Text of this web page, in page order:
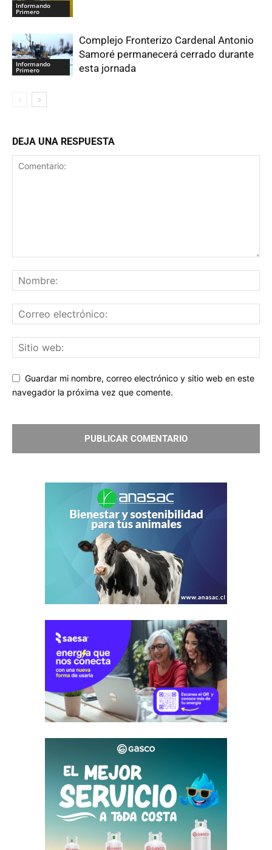
Informando
Primero
Informando
Primero
Complejo Fronterizo Cardenal Antonio
Samoré permanecerá cerrado durante
esta jornada
DEJA UNA RESPUESTA
Guardar mi nombre, correo electrónico y sitio web en este
navegador la próxima vez que comente.